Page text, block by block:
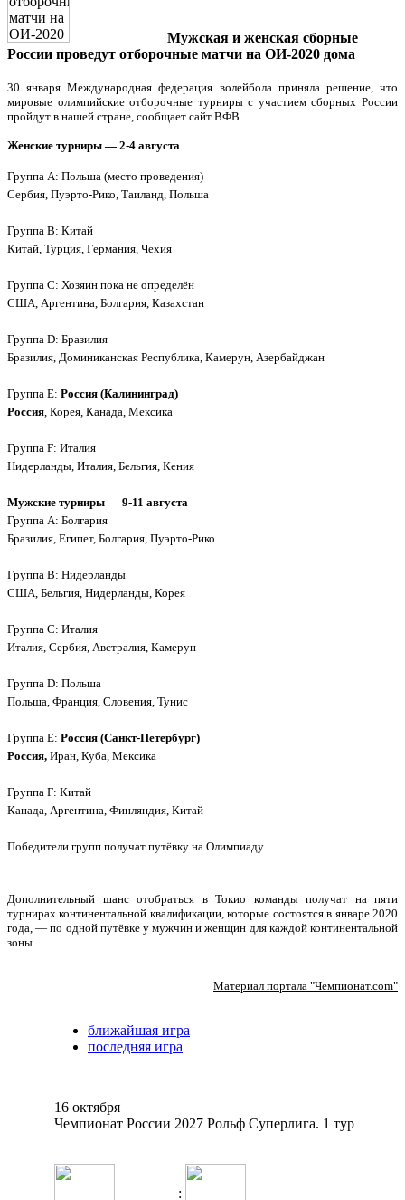
Мужская и женская сборные
России проведут отборочные матчи на ОИ-2020 дома
30 января Международная федерация волейбола приняла решение, что
мировые олимпийские отборочные турниры с участием сборных России
пройдут в нашей стране, сообщает сайт ВФВ.
Женские турниры — 2-4 августа
Группа A: Польша (место проведения)
Сербия, Пуэрто-Рико, Таиланд, Польша
Группа B: Китай
Китай, Турция, Германия, Чехия
Группа C: Хозяин пока не определён
США, Аргентина, Болгария, Казахстан
Группа D: Бразилия
Бразилия, Доминиканская Республика, Камерун, Азербайджан
Группа E: Россия (Калининград)
Россия, Корея, Канада, Мексика
Группа F: Италия
Нидерланды, Италия, Бельгия, Кения
Мужские турниры — 9-11 августа
Группа A: Болгария
Бразилия, Египет, Болгария, Пуэрто-Рико
Группа B: Нидерланды
США, Бельгия, Нидерланды, Корея
Группа C: Италия
Италия, Сербия, Австралия, Камерун
Группа D: Польша
Польша, Франция, Словения, Тунис
Группа E: Россия (Санкт-Петербург)
Россия, Иран, Куба, Мексика
Группа F: Китай
Канада, Аргентина, Финляндия, Китай
Победители групп получат путёвку на Олимпиаду.
Дополнительный шанс отобраться в Токио команды получат на пяти
турнирах континентальной квалификации, которые состоятся в январе 2020
года, — по одной путёвке у мужчин и женщин для каждой континентальной
зоны.
Материал портала "Чемпионат.com"
ближайшая игра
последняя игра
16 октября
Чемпионат России 2027 Рольф Суперлига. 1 тур
: